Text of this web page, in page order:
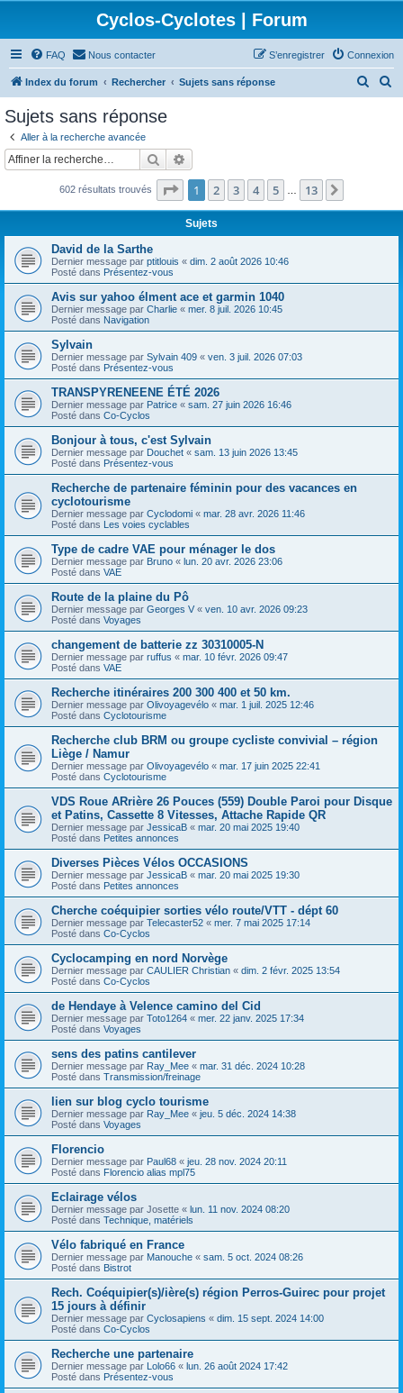
Cyclos-Cyclotes | Forum
FAQ Nous contacter Connexion
S’enregistrer
Index du forum Rechercher Sujets sans réponse
c
c
Sujets sans réponse
Aller à la recherche avancée
Rechercher
602 résultats trouvés Page 1sur13
1 2 3 4 5 13
Sujets
David de la Sarthe
Dernier message par ptitlouis « dim. 2 août 2026 10:46
Posté dans Présentez-vous
Avis sur yahoo élment ace et garmin 1040
Dernier message par Charlie « mer. 8 juil. 2026 10:45
Posté dans Navigation
Sylvain
Dernier message par Sylvain 409 « ven. 3 juil. 2026 07:03
Posté dans Présentez-vous
TRANSPYRENEENE ÉTÉ 2026
Dernier message par Patrice « sam. 27 juin 2026 16:46
Posté dans Co-Cyclos
Bonjour à tous, c'est Sylvain
Dernier message par Douchet « sam. 13 juin 2026 13:45
Posté dans Présentez-vous
Recherche de partenaire féminin pour des vacances en
cyclotourisme
Dernier message par Cyclodomi « mar. 28 avr. 2026 11:46
Posté dans Les voies cyclables
Type de cadre VAE pour ménager le dos
Dernier message par Bruno « lun. 20 avr. 2026 23:06
Posté dans VAE
Route de la plaine du Pô
Dernier message par Georges V « ven. 10 avr. 2026 09:23
Posté dans Voyages
changement de batterie zz 30310005-N
Dernier message par ruffus « mar. 10 févr. 2026 09:47
Posté dans VAE
Recherche itinéraires 200 300 400 et 50 km.
Dernier message par Olivoyagevélo « mar. 1 juil. 2025 12:46
Posté dans Cyclotourisme
Recherche club BRM ou groupe cycliste convivial – région
Liège / Namur
Dernier message par Olivoyagevélo « mar. 17 juin 2025 22:41
Posté dans Cyclotourisme
VDS Roue ARrière 26 Pouces (559) Double Paroi pour Disque
et Patins, Cassette 8 Vitesses, Attache Rapide QR
Dernier message par JessicaB « mar. 20 mai 2025 19:40
Posté dans Petites annonces
Diverses Pièces Vélos OCCASIONS
Dernier message par JessicaB « mar. 20 mai 2025 19:30
Posté dans Petites annonces
Cherche coéquipier sorties vélo route/VTT - dépt 60
Dernier message par Telecaster52 « mer. 7 mai 2025 17:14
Posté dans Co-Cyclos
Cyclocamping en nord Norvège
Dernier message par CAULIER Christian « dim. 2 févr. 2025 13:54
Posté dans Co-Cyclos
de Hendaye à Velence camino del Cid
Dernier message par Toto1264 « mer. 22 janv. 2025 17:34
Posté dans Voyages
sens des patins cantilever
Dernier message par Ray_Mee « mar. 31 déc. 2024 10:28
Posté dans Transmission/freinage
lien sur blog cyclo tourisme
Dernier message par Ray_Mee « jeu. 5 déc. 2024 14:38
Posté dans Voyages
Florencio
Dernier message par Paul68 « jeu. 28 nov. 2024 20:11
Posté dans Florencio alias mpl75
Eclairage vélos
Dernier message par Josette « lun. 11 nov. 2024 08:20
Posté dans Technique, matériels
Vélo fabriqué en France
Dernier message par Manouche « sam. 5 oct. 2024 08:26
Posté dans Bistrot
Rech. Coéquipier(s)/ière(s) région Perros-Guirec pour projet
15 jours à définir
Dernier message par Cyclosapiens « dim. 15 sept. 2024 14:00
Posté dans Co-Cyclos
Recherche une partenaire
Dernier message par Lolo66 « lun. 26 août 2024 17:42
Posté dans Présentez-vous